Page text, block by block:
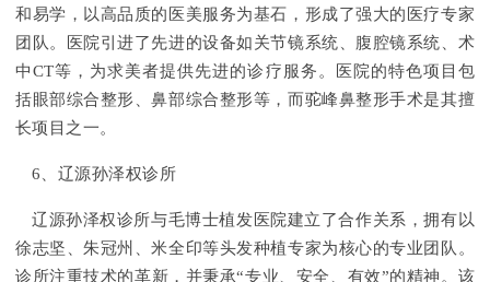
和易学，以高品质的医美服务为基石，形成了强大的医疗专家
团队。医院引进了先进的设备如关节镜系统、腹腔镜系统、术
中CT等，为求美者提供先进的诊疗服务。医院的特色项目包
括眼部综合整形、鼻部综合整形等，而驼峰鼻整形手术是其擅
长项目之一。
6、辽源孙泽权诊所
辽源孙泽权诊所与毛博士植发医院建立了合作关系，拥有以
徐志坚、朱冠州、米全印等头发种植专家为核心的专业团队。
诊所注重技术的革新，并秉承“专业、安全、有效”的精神。该